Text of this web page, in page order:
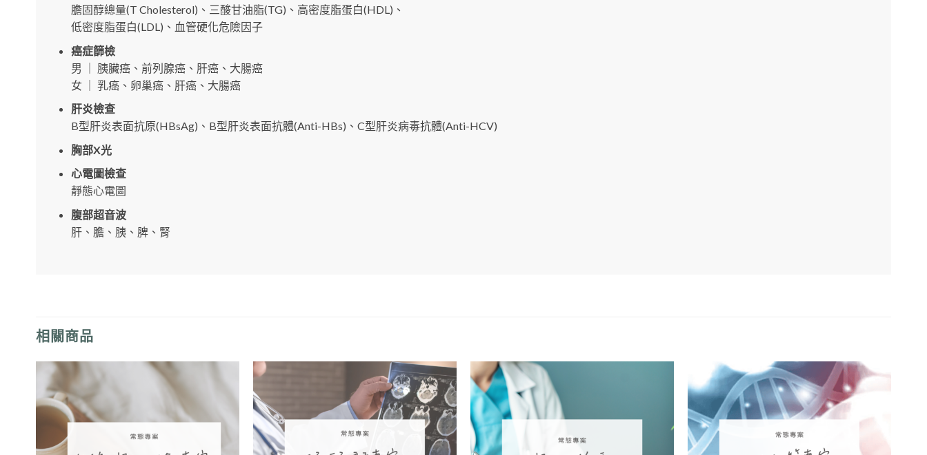
膽固醇總量(T Cholesterol)、三酸甘油脂(TG)、高密度脂蛋白(HDL)、
低密度脂蛋白(LDL)、血管硬化危險因子
癌症篩檢
男 ｜ 胰臟癌、前列腺癌、肝癌、大腸癌
女 ｜ 乳癌、卵巢癌、肝癌、大腸癌
肝炎檢查
B型肝炎表面抗原(HBsAg)、B型肝炎表面抗體(Anti-HBs)、C型肝炎病毒抗體(Anti-HCV)
胸部X光
心電圖檢查
靜態心電圖
腹部超音波
肝、膽、胰、脾、腎
相關商品
加入
「願
望清
單」
望清